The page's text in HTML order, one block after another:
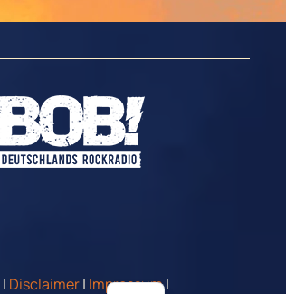
| Disclaimer| Impressum|